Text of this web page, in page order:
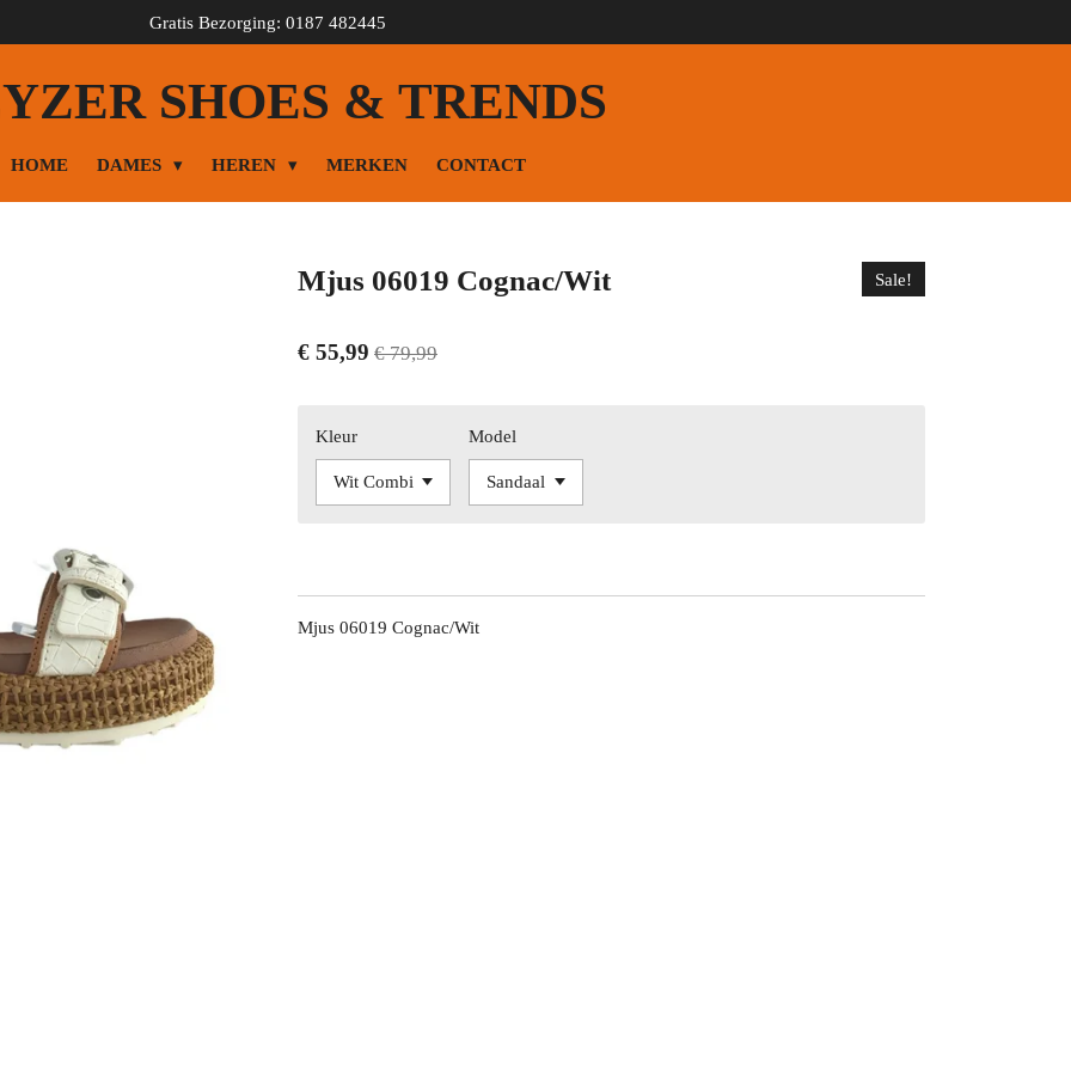
Gratis Bezorging: 0187 482445
SHOES & TRENDS
HOME DAMES HEREN MERKEN CONTACT
Mjus 06019 Cognac/Wit Sale!
€ 55,99 € 79,99
Kleur Model
Mjus 06019 Cognac/Wit